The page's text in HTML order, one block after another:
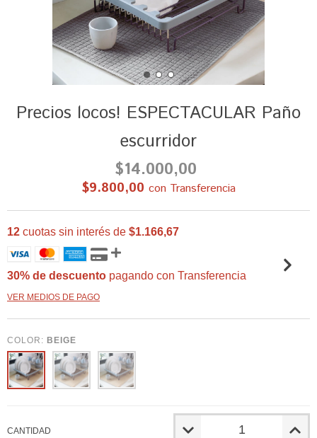
Precios locos! ESPECTACULAR Paño
escurridor
$14.000,00
$9.800,00 con Transferencia
12 cuotas sin interés de $1.166,67
30% de descuento pagando con Transferencia
VER MEDIOS DE PAGO
COLOR: BEIGE
CANTIDAD